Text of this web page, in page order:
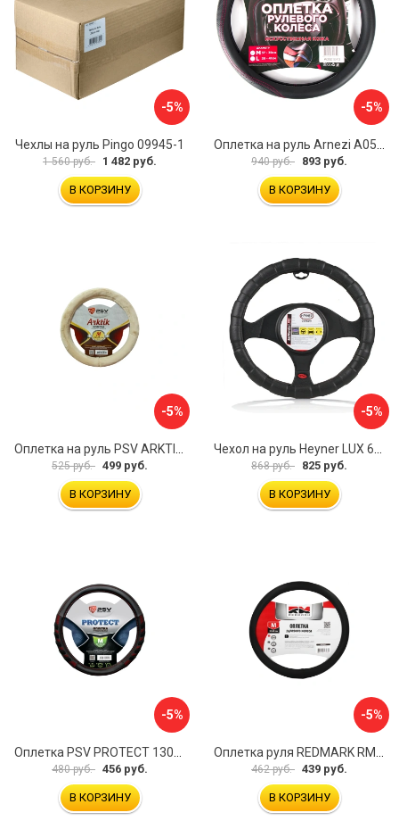
-5%
Чехлы на руль Pingo 09945-1
1 560 руб. 1 482 руб.
В КОРЗИНУ
-5%
940 руб. 893 руб.
В КОРЗИНУ
-5%
525 руб. 499 руб.
В КОРЗИНУ
-5%
868 руб. 825 руб.
В КОРЗИНУ
-5%
Оплетка PSV PROTECT 130503
480 руб. 456 руб.
В КОРЗИНУ
-5%
Оплетка руля REDMARK RM78002
462 руб. 439 руб.
В КОРЗИНУ